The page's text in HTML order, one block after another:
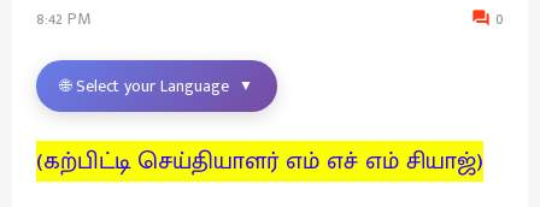
8:42 PM 0
🌐 Select your Language ▼
(கற்பிட்டி செய்தியாளர் எம் எச் எம் சியாஜ்)